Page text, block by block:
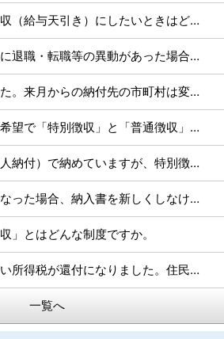
新たに従業員を特別徴収（給与天引き）にしたいときはどうすればいいですか。
従業員（特別徴収者）に退職・転職等の異動があった場合はどうすればいいですか。
従業員が引っ越しました。来月からの納付先の市町村は変わりますか。
これまでは、従業員の希望で「特別徴収」と「普通徴収」が選べたと思いますが、制度が変わったのでしょうか。
私は今、普通徴収（個人納付）で納めていますが、特別徴収（給与天引き）にするにはどうしたらよいですか。
特別徴収税額が変更になった場合、納入書を新しくしなければならないですか。
」とはどんな制度ですか。
所得税の還付申告を行い所得税が還付になりました。住民税も還付になりますか？
一覧へ